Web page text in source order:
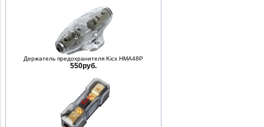
Держатель предохранителя Kicx HMA48P
550руб.